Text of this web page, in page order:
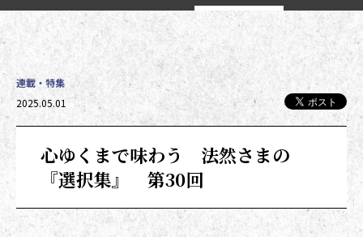
心ゆくまで味わう 法然さまの
『選択集』 第30回
連載・特集
投稿日時
2025.05.01